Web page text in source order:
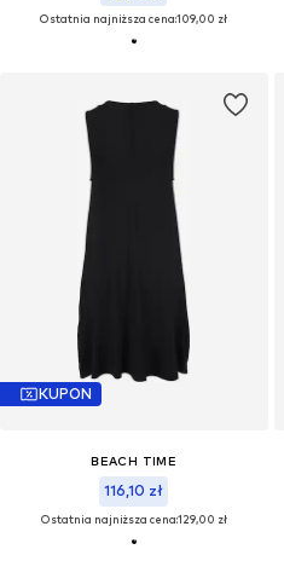
Ostatnia najniższa cena:109,00 zł
KUPON
BEACH TIME
116,10 zł
Ostatnia najniższa cena:129,00 zł